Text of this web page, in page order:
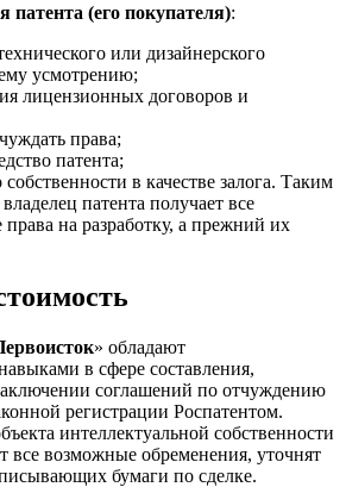
патента (его покупателя):
или дизайнерского
усмотрению;
лицензионных договоров и
права;
патента;
в качестве залога. Таким
патента получает все
на разработку, а прежний их
» обладают
в сфере составления,
соглашений по отчуждению
регистрации Роспатентом.
интеллектуальной собственности
все возможные обременения, уточнят
бумаги по сделке.